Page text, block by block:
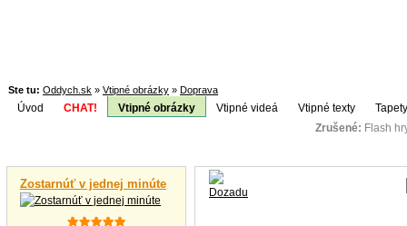
Ste tu: Oddych.sk » Vtipné obrázky » Doprava
Úvod CHAT! Vtipné obrázky Vtipné videá Vtipné texty
Zrušené: Flash
Zostarnúť v jednej minúte